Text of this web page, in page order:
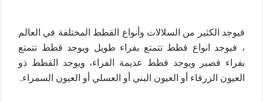
فيوجد الكثير من السلالات وأنواع القطط المختلفة في العالم
، فيوجد انواع قطط تتمتع بفراء طويل ويوجد قطط تتمتع
بفراء قصير ويوجد قطط عديمة الفراء، ويوجد القطط ذو
العيون الزرقاء أو العيون البني أو العسلي أو العيون السمراء.